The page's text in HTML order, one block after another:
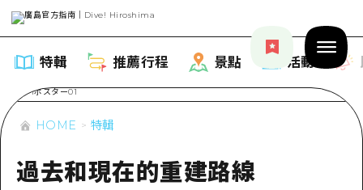
特輯 推薦行程 景點 活動
特輯
HOME 特輯
過去和現在的重建路線